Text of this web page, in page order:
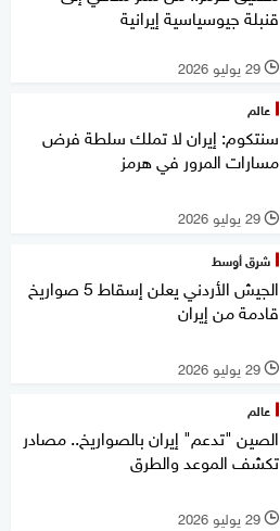
قنبلة جيوسياسية إيرانية
l 29 يوليو 2026
عالم
سنتكوم: إيران لا تملك سلطة فرض
مسارات المرور في هرمز
l 29 يوليو 2026
شرق أوسط
الجيش الأردني يعلن إسقاط 5 صواريخ
قادمة من إيران
l 29 يوليو 2026
عالم
الصين "تدعم" إيران بالصواريخ.. مصادر
تكشف الموعد والطرق
l 29 يوليو 2026